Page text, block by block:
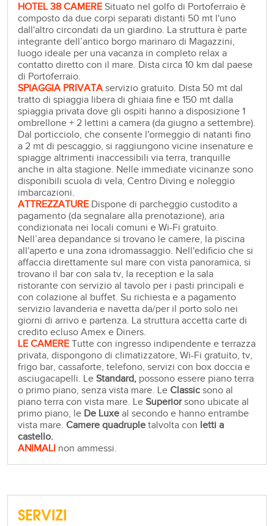
HOTEL 38 CAMERE Situato nel golfo di Portoferraio è
composto da due corpi separati distanti 50 mt l'uno
dall'altro circondati da un giardino. La struttura è parte
integrante dell’antico borgo marinaro di Magazzini,
luogo ideale per una vacanza in completo relax a
contatto diretto con il mare. Dista circa 10 km dal paese
di Portoferraio.
SPIAGGIA PRIVATA servizio gratuito. Dista 50 mt dal
tratto di spiaggia libera di ghiaia fine e 150 mt dalla
spiaggia privata dove gli ospiti hanno a disposizione 1
ombrellone + 2 lettini a camera (da giugno a settembre).
Dal porticciolo, che consente l'ormeggio di natanti fino
a 2 mt di pescaggio, si raggiungono vicine insenature e
spiagge altrimenti inaccessibili via terra, tranquille
anche in alta stagione. Nelle immediate vicinanze sono
disponibili scuola di vela, Centro Diving e noleggio
imbarcazioni.
ATTREZZATURE Dispone di parcheggio custodito a
pagamento (da segnalare alla prenotazione), aria
condizionata nei locali comuni e Wi-Fi gratuito.
Nell’area depandance si trovano le camere, la piscina
all'aperto e una zona idromassaggio. Nell'edificio che si
affaccia direttamente sul mare con vista panoramica, si
trovano il bar con sala tv, la reception e la sala
ristorante con servizio al tavolo per i pasti principali e
con colazione al buffet. Su richiesta e a pagamento
servizio lavanderia e navetta da/per il porto solo nei
giorni di arrivo e partenza. La struttura accetta carte di
credito ecluso Amex e Diners.
LE CAMERE Tutte con ingresso indipendente e terrazza
privata, dispongono di climatizzatore, Wi-Fi gratuito, tv,
frigo bar, cassaforte, telefono, servizi con box doccia e
asciugacapelli. LeStandard, possono essere piano terra
o primo piano, senza vista mare. LeClassic sono al
piano terra con vista mare. LeSuperiorsono ubicate al
primo piano, le De Luxe al secondo e hanno entrambe
vista mare.Camere quadruple talvolta con letti a
castello.
ANIMALI non ammessi.
SERVIZI